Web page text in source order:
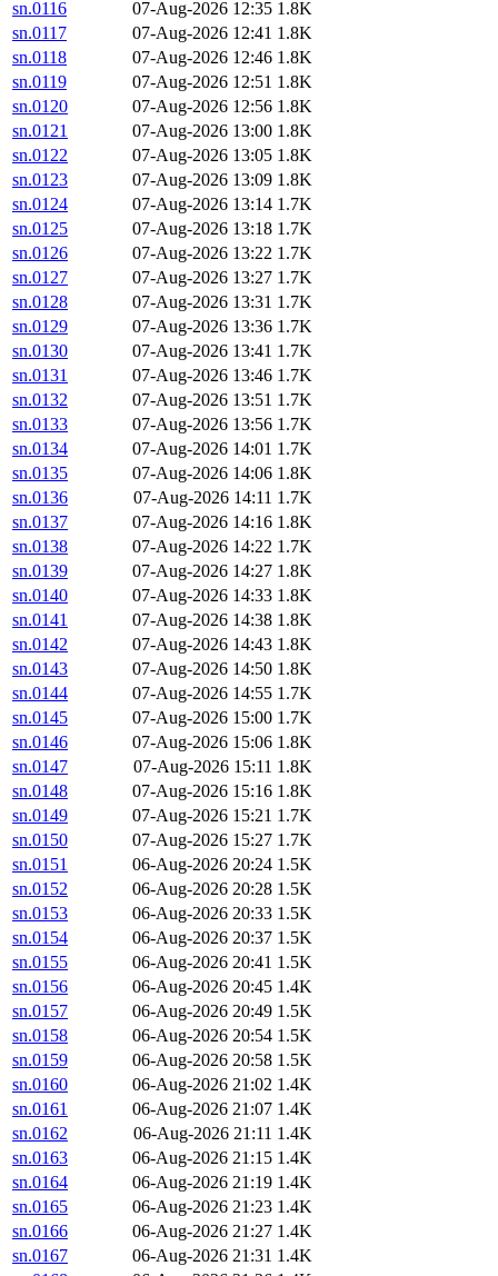
sn.0116 07-Aug-2026 12:35 1.8K
sn.0117
07-Aug-2026 12:41 1.8K
sn.0118
07-Aug-2026 12:46 1.8K
sn.0119
07-Aug-2026 12:51 1.8K
sn.0120
07-Aug-2026 12:56 1.8K
sn.0121
07-Aug-2026 13:00 1.8K
sn.0122
07-Aug-2026 13:05 1.8K
sn.0123
07-Aug-2026 13:09 1.8K
sn.0124
07-Aug-2026 13:14 1.7K
sn.0125
07-Aug-2026 13:18 1.7K
sn.0126
07-Aug-2026 13:22 1.7K
sn.0127
07-Aug-2026 13:27 1.7K
sn.0128
07-Aug-2026 13:31 1.7K
sn.0129
07-Aug-2026 13:36 1.7K
sn.0130
07-Aug-2026 13:41 1.7K
sn.0131
07-Aug-2026 13:46 1.7K
sn.0132
07-Aug-2026 13:51 1.7K
sn.0133
07-Aug-2026 13:56 1.7K
sn.0134
07-Aug-2026 14:01 1.7K
sn.0135
07-Aug-2026 14:06 1.8K
sn.0136
07-Aug-2026 14:11 1.7K
sn.0137
07-Aug-2026 14:16 1.8K
sn.0138
07-Aug-2026 14:22 1.7K
sn.0139
07-Aug-2026 14:27 1.8K
sn.0140
07-Aug-2026 14:33 1.8K
sn.0141
07-Aug-2026 14:38 1.8K
sn.0142
07-Aug-2026 14:43 1.8K
sn.0143
07-Aug-2026 14:50 1.8K
sn.0144
07-Aug-2026 14:55 1.7K
sn.0145
07-Aug-2026 15:00 1.7K
sn.0146
07-Aug-2026 15:06 1.8K
sn.0147
07-Aug-2026 15:11 1.8K
sn.0148
07-Aug-2026 15:16 1.8K
sn.0149
07-Aug-2026 15:21 1.7K
sn.0150
07-Aug-2026 15:27 1.7K
sn.0151
06-Aug-2026 20:24 1.5K
sn.0152
06-Aug-2026 20:28 1.5K
sn.0153
06-Aug-2026 20:33 1.5K
sn.0154
06-Aug-2026 20:37 1.5K
sn.0155
06-Aug-2026 20:41 1.5K
sn.0156
06-Aug-2026 20:45 1.4K
sn.0157
06-Aug-2026 20:49 1.5K
sn.0158
06-Aug-2026 20:54 1.5K
sn.0159
06-Aug-2026 20:58 1.5K
sn.0160
06-Aug-2026 21:02 1.4K
sn.0161
06-Aug-2026 21:07 1.4K
sn.0162
06-Aug-2026 21:11 1.4K
sn.0163
06-Aug-2026 21:15 1.4K
sn.0164
06-Aug-2026 21:19 1.4K
sn.0165
06-Aug-2026 21:23 1.4K
sn.0166
06-Aug-2026 21:27 1.4K
sn.0167
06-Aug-2026 21:31 1.4K